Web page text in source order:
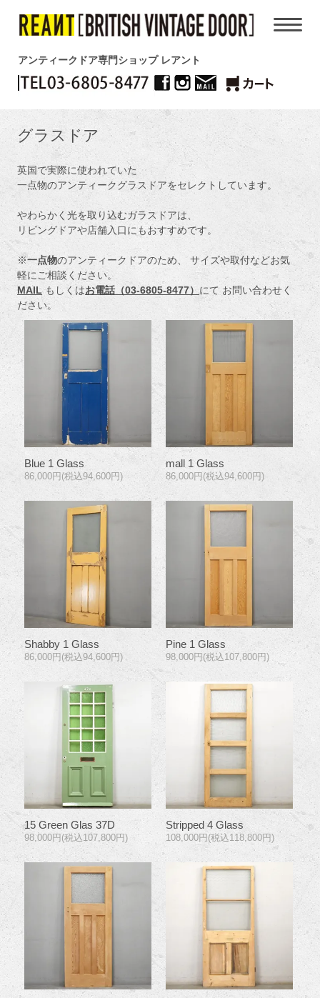
アンティークドア専門ショップ レアント
グラスドア
英国で実際に使われていた
一点物のアンティークグラスドアをセレクトしています。
やわらかく光を取り込むガラスドアは、
リビングドアや店舗入口にもおすすめです。
※一点物のアンティークドアのため、 サイズや取付などお気
軽にご相談ください。
MAILもしくはお電話 （03-6805-8477） にて お問い合わせく
ださい。
Blue 1 Glass
86,000円(税込94,600円)
mall 1 Glass
86,000円(税込94,600円)
Shabby 1 Glass
86,000円(税込94,600円)
Pine 1 Glass
98,000円(税込107,800円)
15 Green Glas 37D
98,000円(税込107,800円)
Stripped 4 Glass
108,000円(税込118,800円)